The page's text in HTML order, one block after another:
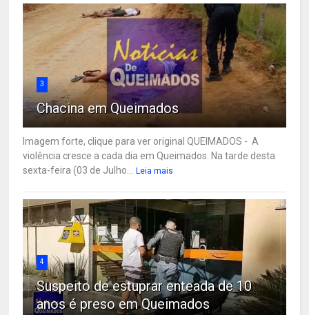
3
Chacina em Queimados
Imagem forte, clique para ver original QUEIMADOS - A
violência cresce a cada dia em Queimados. Na tarde desta
sexta-feira (03 de Julho...
Leia mais
4
Suspeito de estuprar enteada de 10
anos é preso em Queimados